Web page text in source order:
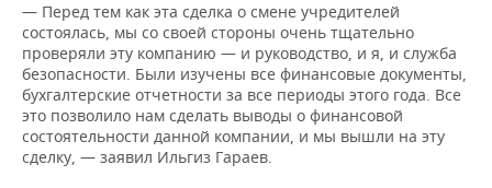
— Перед тем как эта сделка о смене учредителей
состоялась, мы со своей стороны очень тщательно
проверяли эту компанию — и руководство, и я, и служба
безопасности. Были изучены все финансовые документы,
бухгалтерские отчетности за все периоды этого года. Все
это позволило нам сделать выводы о финансовой
состоятельности данной компании, и мы вышли на эту
сделку, — заявил Ильгиз Гараев.